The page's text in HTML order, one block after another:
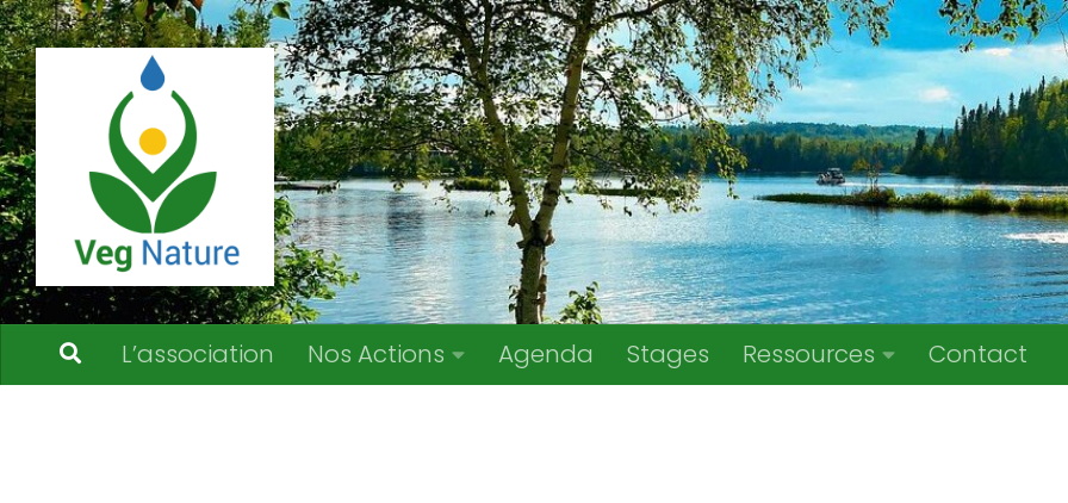
Skip to content
L’association Nos Actions Agenda Stages Ressources Contact